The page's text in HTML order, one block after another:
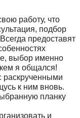
работу, что
подбор
предоставят
выбор именно
я общался!
раскрученными
к ним вновь.
планку
и